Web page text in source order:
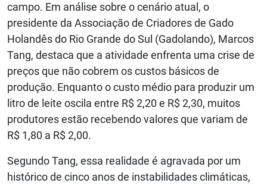
campo. Em análise sobre o cenário atual, o
presidente da Associação de Criadores de Gado
Holandês do Rio Grande do Sul (Gadolando), Marcos
Tang, destaca que a atividade enfrenta uma crise de
preços que não cobrem os custos básicos de
produção. Enquanto o custo médio para produzir um
litro de leite oscila entre R$ 2,20 e R$ 2,30, muitos
produtores estão recebendo valores que variam de
R$ 1,80 a R$ 2,00.
Segundo Tang, essa realidade é agravada por um
histórico de cinco anos de instabilidades climáticas,